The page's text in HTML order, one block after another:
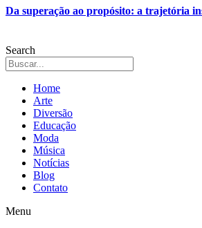
Da superação ao propósito: a trajetória
Search
Home
Arte
Diversão
Educação
Moda
Música
Notícias
Blog
Contato
Menu